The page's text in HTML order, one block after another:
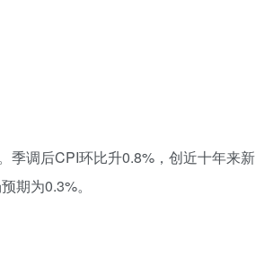
季调后CPI环比升0.8%，创近十年来新
期为0.3%。